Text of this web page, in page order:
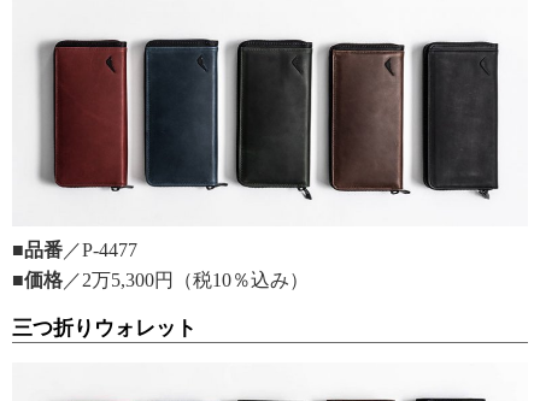
■品番 ／P-4477
■価格 ／2万5,300円（税10％込み）
三つ折りウォレット